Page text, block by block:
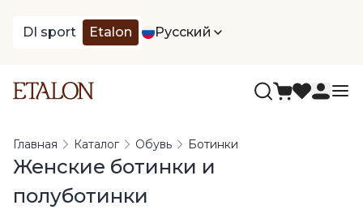
DI sport Etalon Русский
Главная Каталог Обувь Ботинки
Женские ботинки и
полуботинки